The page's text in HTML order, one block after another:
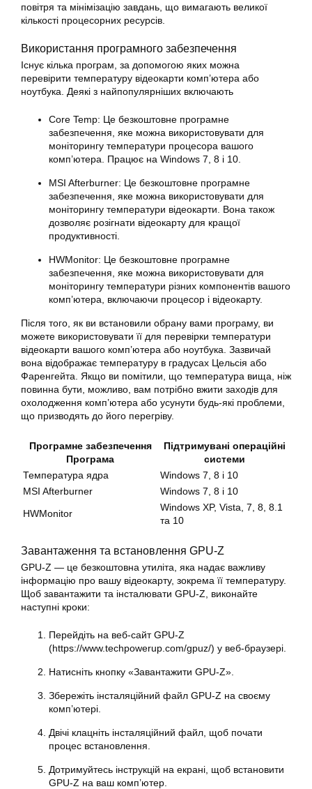
повітря та мінімізацію завдань, що вимагають великої
кількості процесорних ресурсів.
Використання програмного забезпечення
Існує кілька програм, за допомогою яких можна
перевірити температуру відеокарти комп’ютера або
ноутбука. Деякі з найпопулярніших включають
Core Temp: Це безкоштовне програмне
забезпечення, яке можна використовувати для
моніторингу температури процесора вашого
комп’ютера. Працює на Windows 7, 8 і 10.
MSI Afterburner: Це безкоштовне програмне
забезпечення, яке можна використовувати для
моніторингу температури відеокарти. Вона також
дозволяє розігнати відеокарту для кращої
продуктивності.
HWMonitor: Це безкоштовне програмне
забезпечення, яке можна використовувати для
моніторингу температури різних компонентів вашого
комп’ютера, включаючи процесор і відеокарту.
Після того, як ви встановили обрану вами програму, ви
можете використовувати її для перевірки температури
відеокарти вашого комп’ютера або ноутбука. Зазвичай
вона відображає температуру в градусах Цельсія або
Фаренгейта. Якщо ви помітили, що температура вища, ніж
повинна бути, можливо, вам потрібно вжити заходів для
охолодження комп’ютера або усунути будь-які проблеми,
що призводять до його перегріву.
Програмне забезпечення
Програма
Підтримувані операційні
системи
Температура ядра
Windows 7, 8 і 10
MSI Afterburner
Windows 7, 8 і 10
HWMonitor
Windows XP, Vista, 7, 8, 8.1
та 10
Завантаження та встановлення GPU-Z
GPU-Z — це безкоштовна утиліта, яка надає важливу
інформацію про вашу відеокарту, зокрема її температуру.
Щоб завантажити та інсталювати GPU-Z, виконайте
наступні кроки:
Перейдіть на веб-сайт GPU-Z
(https://www.techpowerup.com/gpuz/) у веб-браузері.
Натисніть кнопку «Завантажити GPU-Z».
Збережіть інсталяційний файл GPU-Z на своєму
комп’ютері.
Двічі клацніть інсталяційний файл, щоб почати
процес встановлення.
Дотримуйтесь інструкцій на екрані, щоб встановити
GPU-Z на ваш комп’ютер.